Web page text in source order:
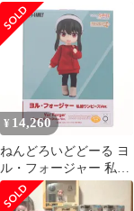
きメモリアル Girl’s
Side 4th Heart ブロマイ
ドコレクション 4th
¥ 14,260
ねんどろいどどーる ヨ
ル・フォージャー 私服
ワンピースVer.
SPY×FAMILY(スパイフ